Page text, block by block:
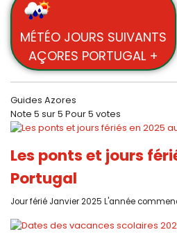
MÉTÉO JOURS SUIVANTS
AÇORES PORTUGAL +
Guides Azores
Note 5 sur5 Pour5 votes
Les ponts et jours
Portugal
Jour férié Janvier 2025 L'année